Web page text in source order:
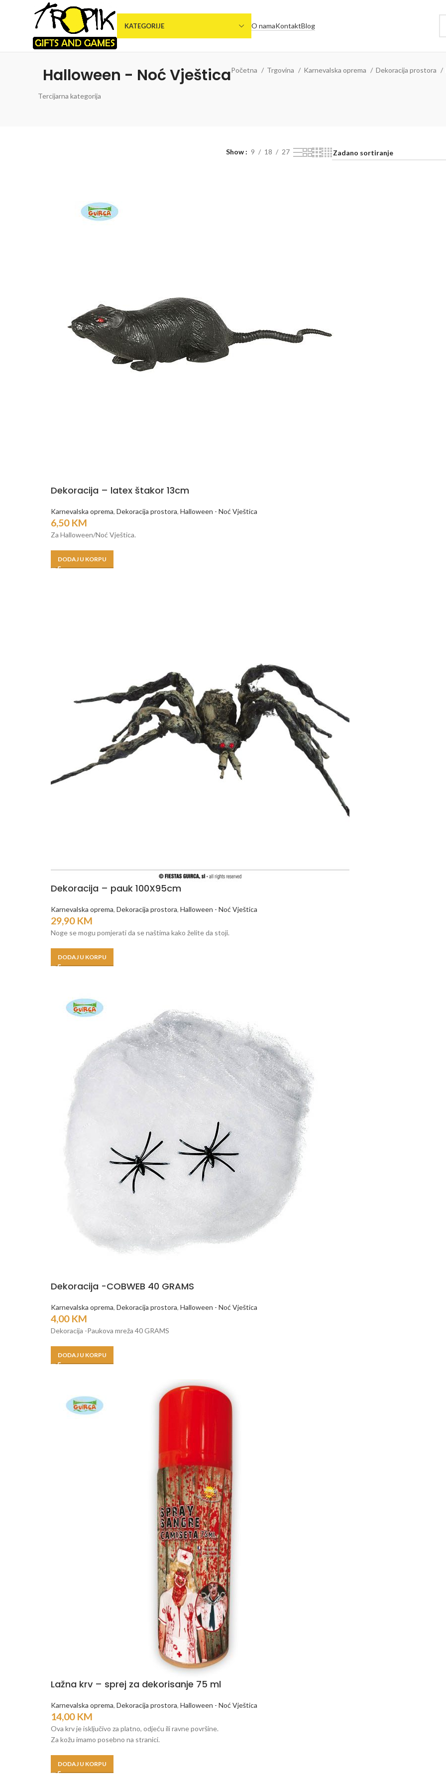
KATEGORIJE O namaKontaktBlog
Halloween - Noć VješticaPočetna Trgovina Karnevalska oprema Dekoracija prostora
Tercijarna kategorija
Show 9 18 27
Dekoracija – latex štakor 13cm
Karnevalska oprema, Dekoracija prostora, Halloween - Noć Vještica
6,50 KM
Za Halloween/Noć Vještica.
DODAJ U KORPU
Dekoracija – pauk 100X95cm
Karnevalska oprema, Dekoracija prostora, Halloween - Noć Vještica
29,90 KM
Noge se mogu pomjerati da se naštima kako želite da stoji.
DODAJ U KORPU
Dekoracija -COBWEB 40 GRAMS
Karnevalska oprema, Dekoracija prostora, Halloween - Noć Vještica
4,00 KM
Dekoracija -Paukova mreža 40 GRAMS
DODAJ U KORPU
Lažna krv – sprej za dekorisanje 75 ml
Karnevalska oprema, Dekoracija prostora, Halloween - Noć Vještica
14,00 KM
Ova krv je isključivo za platno, odjeću ili ravne površine.
Za kožu imamo posebno na stranici.
DODAJ U KORPU